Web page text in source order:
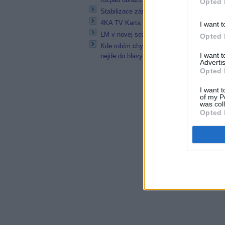
I want
Opted
I want
Opted
I want
of my
was
Opted
Stabilizace zásuvky 230 V
4KA TV Karta vypadne občas
LM v novej sezóne
Kde robím chybu? alebo skôr mi to
nejde do hlavy